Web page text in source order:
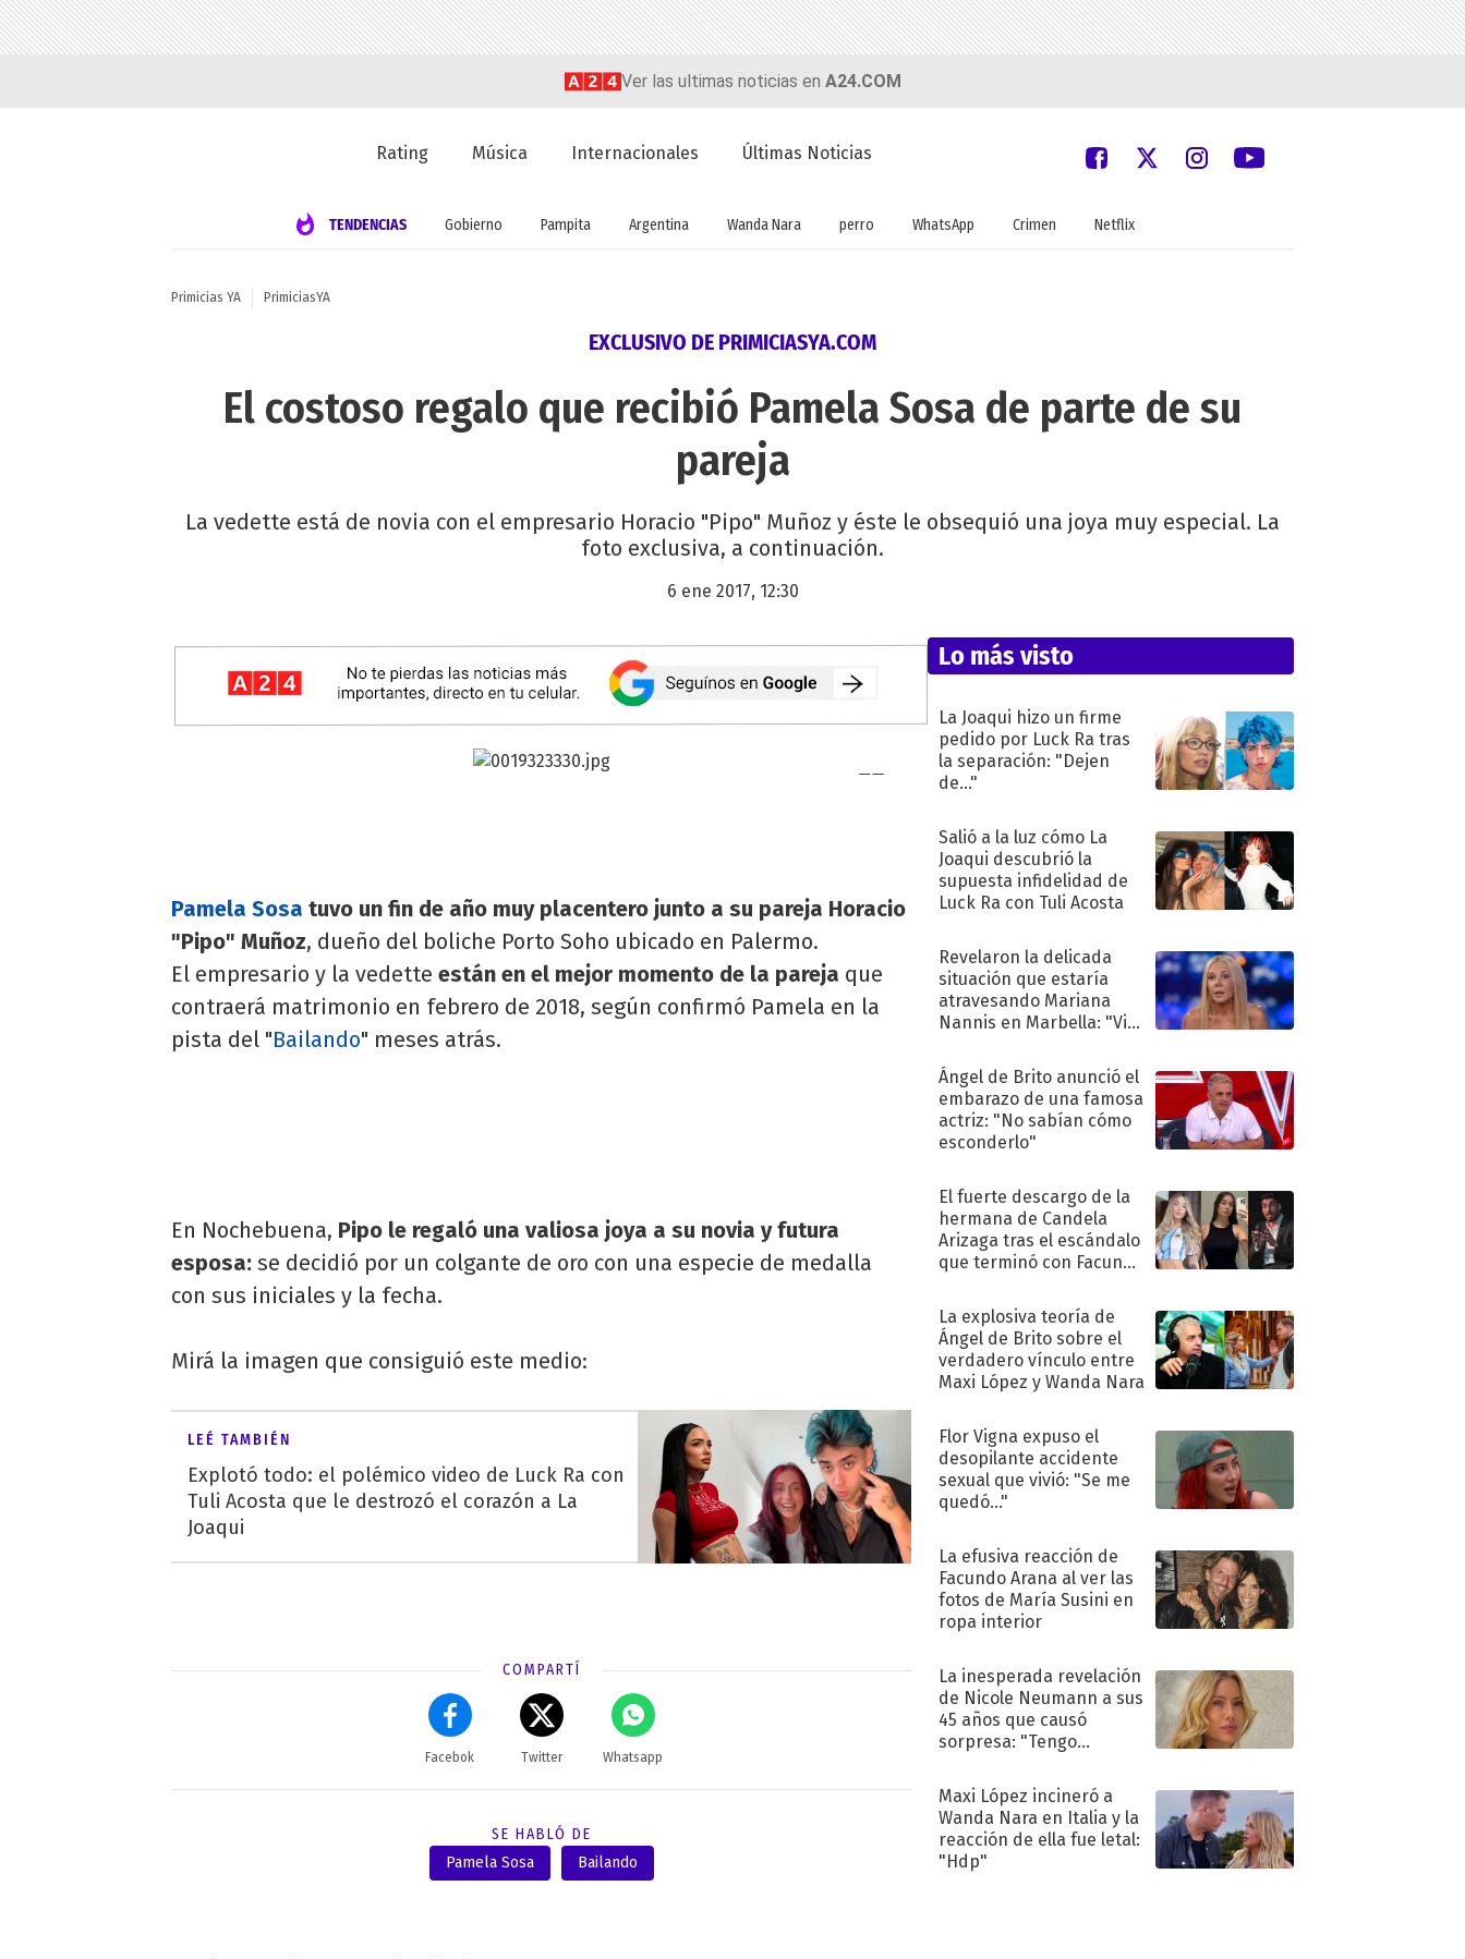
Ver las ultimas noticias en A24.COM
Rating Música Internacionales Últimas Noticias
TENDENCIAS Gobierno Pampita Argentina Wanda Nara perro WhatsApp Crimen Netflix
Primicias YA PrimiciasYA
EXCLUSIVO DE PRIMICIASYA.COM
El costoso regalo que recibió Pamela Sosa de parte de su
pareja
La vedette está de novia con el empresario Horacio "Pipo" Muñoz y éste le obsequió una joya muy especial. La
foto exclusiva, a continuación.
6 ene 2017, 12:30
Pamela Sosa tuvo un fin de año muy placentero junto a su pareja Horacio
"Pipo" Muñoz, dueño del boliche Porto Soho ubicado en Palermo.
El empresario y la vedette están en el mejor momento de la pareja que
contraerá matrimonio en febrero de 2018, según confirmó Pamela en la
pista del "Bailando" meses atrás.
En Nochebuena, Pipo le regaló una valiosa joya a su novia y futura
esposa: se decidió por un colgante de oro con una especie de medalla
con sus iniciales y la fecha.
Mirá la imagen que consiguió este medio:
LEÉ TAMBIÉN
Explotó todo: el polémico video de Luck Ra con
Tuli Acosta que le destrozó el corazón a La
Joaqui
COMPARTÍ
Facebok Twitter Whatsapp
SE HABLÓ DE
Pamela Sosa
Bailando
Lo más visto
La Joaqui hizo un firme
pedido por Luck Ra tras
la separación: "Dejen
de..."
Salió a la luz cómo La
Joaqui descubrió la
supuesta infidelidad de
Luck Ra con Tuli Acosta
Revelaron la delicada
situación que estaría
atravesando Mariana
Nannis en Marbella: "Vive
Ángel de Brito anunció el
embarazo de una famosa
actriz: "No sabían cómo
esconderlo"
El fuerte descargo de la
hermana de Candela
Arizaga tras el escándalo
que terminó con Facundo
La explosiva teoría de
Ángel de Brito sobre el
verdadero vínculo entre
Maxi López y Wanda Nara
Flor Vigna expuso el
desopilante accidente
sexual que vivió: "Se me
quedó..."
La efusiva reacción de
Facundo Arana al ver las
fotos de María Susini en
ropa interior
La inesperada revelación
de Nicole Neumann a sus
45 años que causó
sorpresa: "Tengo
Maxi López incineró a
Wanda Nara en Italia y la
reacción de ella fue letal:
"Hdp"